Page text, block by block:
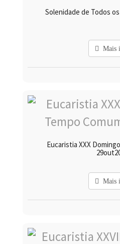
Solenidade de Todos
Mais
Eucaristia XXX
Mais